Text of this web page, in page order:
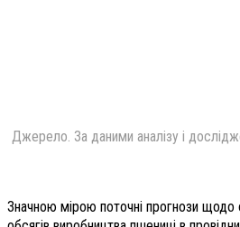
Джерело. За даними аналізу і
Значною мірою поточні прогнози щодо